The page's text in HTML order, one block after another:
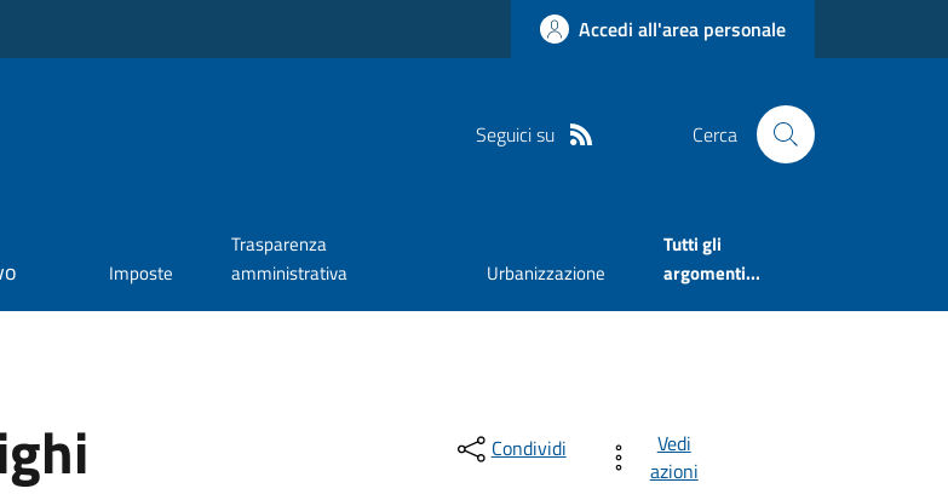
Accedi all'area personale
Seguici su Cerca
Imposte
Trasparenza
amministrativa
Urbanizzazione
Tutti gli
argomenti...
Condividi
Vedi
azioni